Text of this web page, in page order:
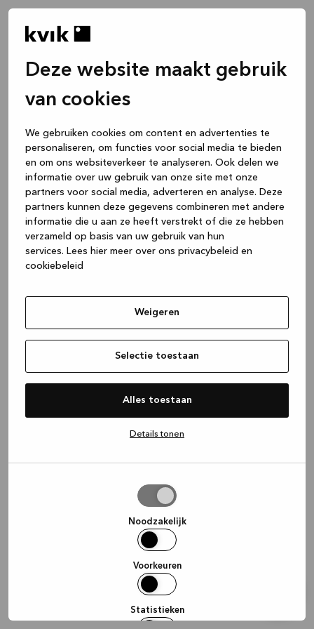
Deze website maakt gebruik
van cookies
We gebruiken cookies om content en advertenties te
personaliseren, om functies voor social media te bieden
en om ons websiteverkeer te analyseren. Ook delen we
informatie over uw gebruik van onze site met onze
partners voor social media, adverteren en analyse. Deze
partners kunnen deze gegevens combineren met andere
informatie die u aan ze heeft verstrekt of die ze hebben
verzameld op basis van uw gebruik van hun
services. Lees hier meer over ons privacybeleid en
cookiebeleid
Weigeren
Selectie toestaan
Alles toestaan
Details tonen
Noodzakelijk
Voorkeuren
Statistieken
(see the browser console for more
information).